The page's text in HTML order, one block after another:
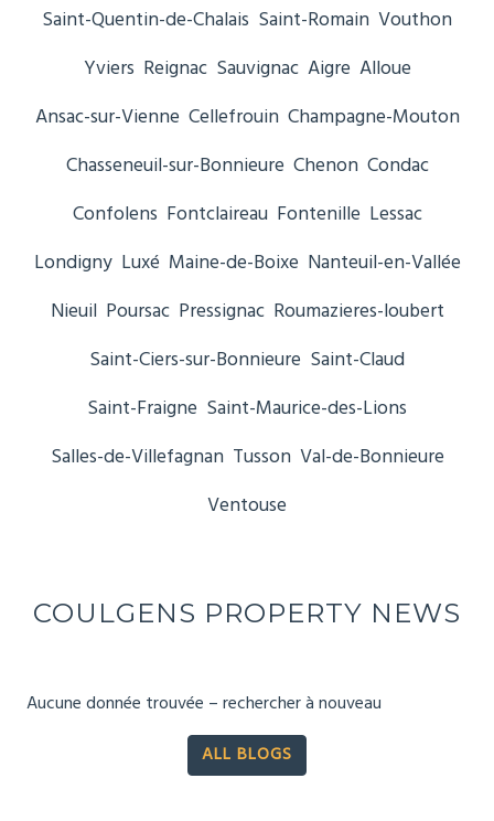
Saint-Quentin-de-Chalais Saint-Romain Vouthon
Yviers Reignac Sauvignac Aigre Alloue
Ansac-sur-Vienne Cellefrouin Champagne-Mouton
Chasseneuil-sur-Bonnieure Chenon Condac
Confolens Fontclaireau Fontenille Lessac
Londigny Luxé Maine-de-Boixe Nanteuil-en-Vallée
Nieuil Poursac Pressignac Roumazieres-loubert
Saint-Ciers-sur-Bonnieure Saint-Claud
Saint-Fraigne Saint-Maurice-des-Lions
Salles-de-Villefagnan Tusson Val-de-Bonnieure
Ventouse
COULGENS PROPERTY NEWS
Aucune donnée trouvée – rechercher à nouveau
ALL BLOGS